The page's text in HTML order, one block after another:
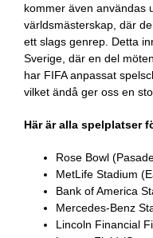
kommer även användas
världsmästerskap, där
ett slags genrep. Detta
Sverige, där en del
har FIFA anpassat
vilket ändå ger oss en
Här är alla spelplatser
Rose Bowl
MetLife Stadium
Bank of America
Mercedes-Benz
Lincoln Financial